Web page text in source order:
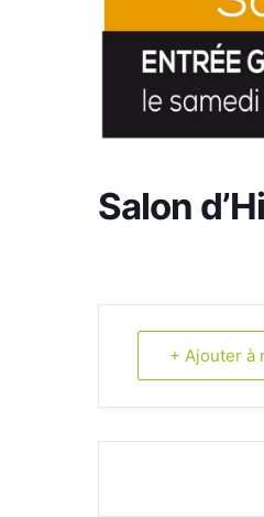
Salon
+ Ajouter à